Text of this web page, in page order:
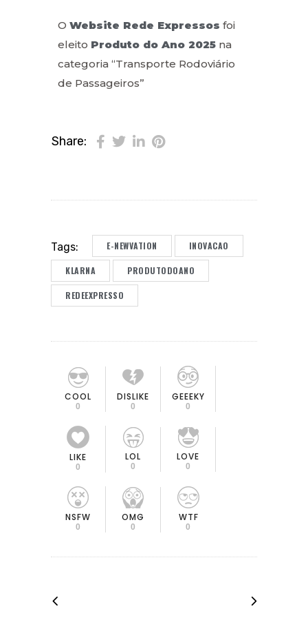
O Website Rede Expressos foi
eleito Produto do Ano 2025 na
categoria “Transporte Rodoviário
de Passageiros”
Share:
Tags: E-NEWVATION INOVACAO
KLARNA PRODUTODOANO
REDEEXPRESSO
COOL
0
DISLIKE
0
GEEEKY
0
LIKE
0
LOL
0
LOVE
0
NSFW
0
OMG
0
WTF
0